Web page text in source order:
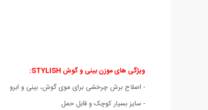
ویژگی های موزن بینی و گوش STYLISH:
- اصلاح برش چرخشی برای موی گوش، بینی و ابرو
- سایز بسیار کوچک و قابل حمل